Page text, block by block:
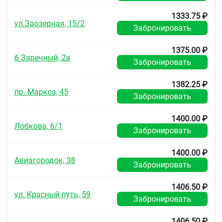
ул.Заозерная, 15/2
1333.75 ₽
Забронировать
б.Заречный, 2а
1375.00 ₽
Забронировать
пр. Маркса, 45
1382.25 ₽
Забронировать
Лобкова, 6/1
1400.00 ₽
Забронировать
Авиагородок, 38
1400.00 ₽
Забронировать
ул. Красный путь, 59
1406.50 ₽
Забронировать